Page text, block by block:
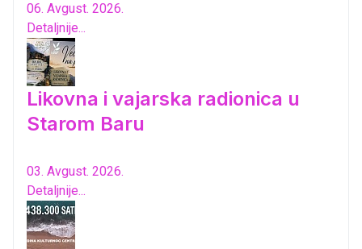
06. Avgust. 2026.
Detaljnije...
Likovna i vajarska radionica u
Starom Baru
03. Avgust. 2026.
Detaljnije...